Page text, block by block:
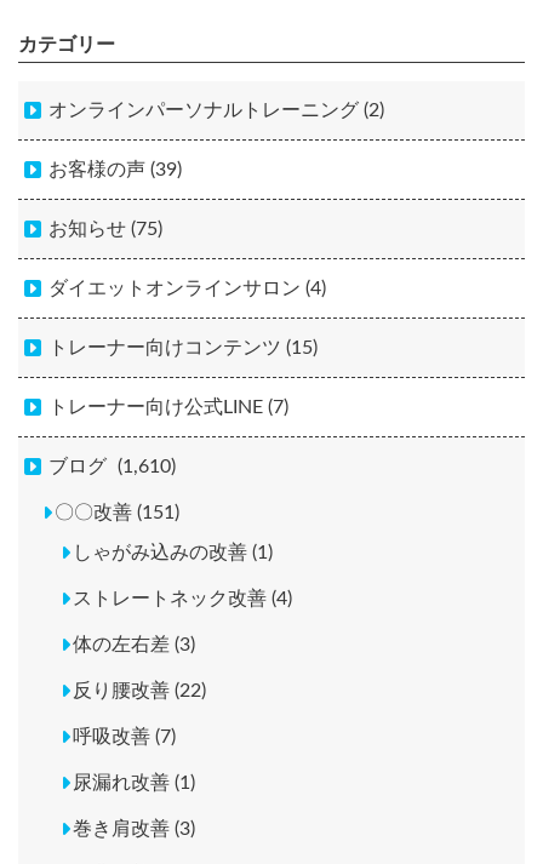
カテゴリー
オンラインパーソナルトレーニング (2)
お客様の声 (39)
お知らせ (75)
ダイエットオンラインサロン (4)
トレーナー向けコンテンツ (15)
トレーナー向け公式LINE (7)
ブログ (1,610)
〇〇改善 (151)
しゃがみ込みの改善 (1)
ストレートネック改善 (4)
体の左右差 (3)
反り腰改善 (22)
呼吸改善 (7)
尿漏れ改善 (1)
巻き肩改善 (3)